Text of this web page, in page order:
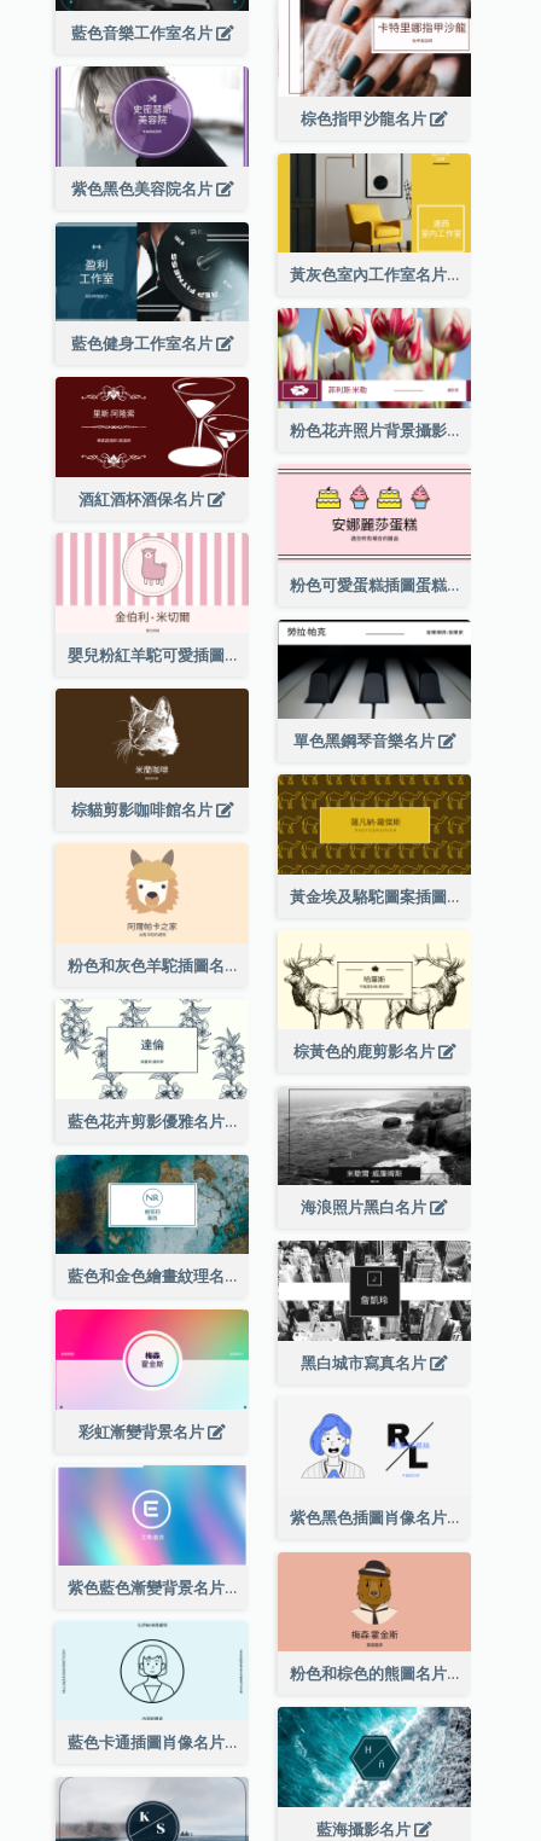
藍色音樂工作室名片
棕色指甲沙龍名片
紫色黑色美容院名片
黃灰色室內工作室名片
藍色健身工作室名片
粉色花卉照片背景攝影師名片
酒紅酒杯酒保名片
粉色可愛蛋糕插圖蛋糕店名片
嬰兒粉紅羊駝可愛插圖名片
單色黑鋼琴音樂名片
棕貓剪影咖啡館名片
黃金埃及駱駝圖案插圖名片
粉色和灰色羊駝插圖名片
棕黃色的鹿剪影名片
藍色花卉剪影優雅名片
海浪照片黑白名片
藍色和金色繪畫紋理名片
黑白城市寫真名片
彩虹漸變背景名片
紫色黑色插圖肖像名片
紫色藍色漸變背景名片
粉色和棕色的熊圖名片
藍色卡通插圖肖像名片
藍海攝影名片